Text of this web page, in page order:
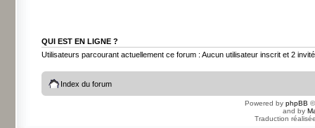
QUI EST EN LIGNE ?
Utilisateurs parcourant actuellement ce forum : Aucun utilisateur inscrit et 2
Index du forum
Powered by phpBB
and by
Traduction